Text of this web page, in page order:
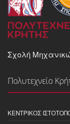
Σχολή
Πολυτεχνείο
ΚΕΝΤΡΙΚΌΣ